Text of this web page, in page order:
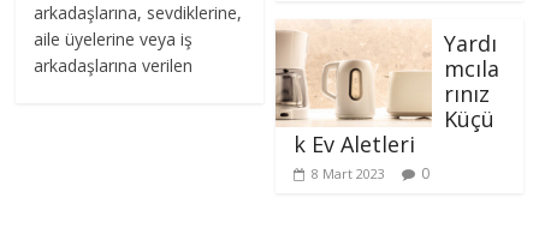
arkadaşlarına, sevdiklerine,
aile üyelerine veya iş
arkadaşlarına verilen
Yardı
mcıla
rınız
Küçü
k Ev Aletleri
8 Mart 2023 0